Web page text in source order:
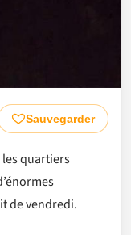
Sauvegarder
quartiers
de vendredi.